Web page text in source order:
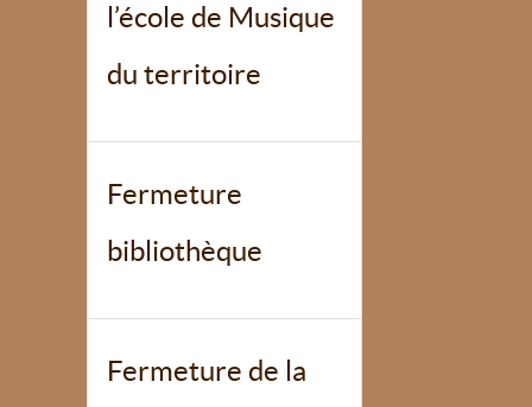
l’école de Musique
du territoire
Fermeture
bibliothèque
Fermeture de la